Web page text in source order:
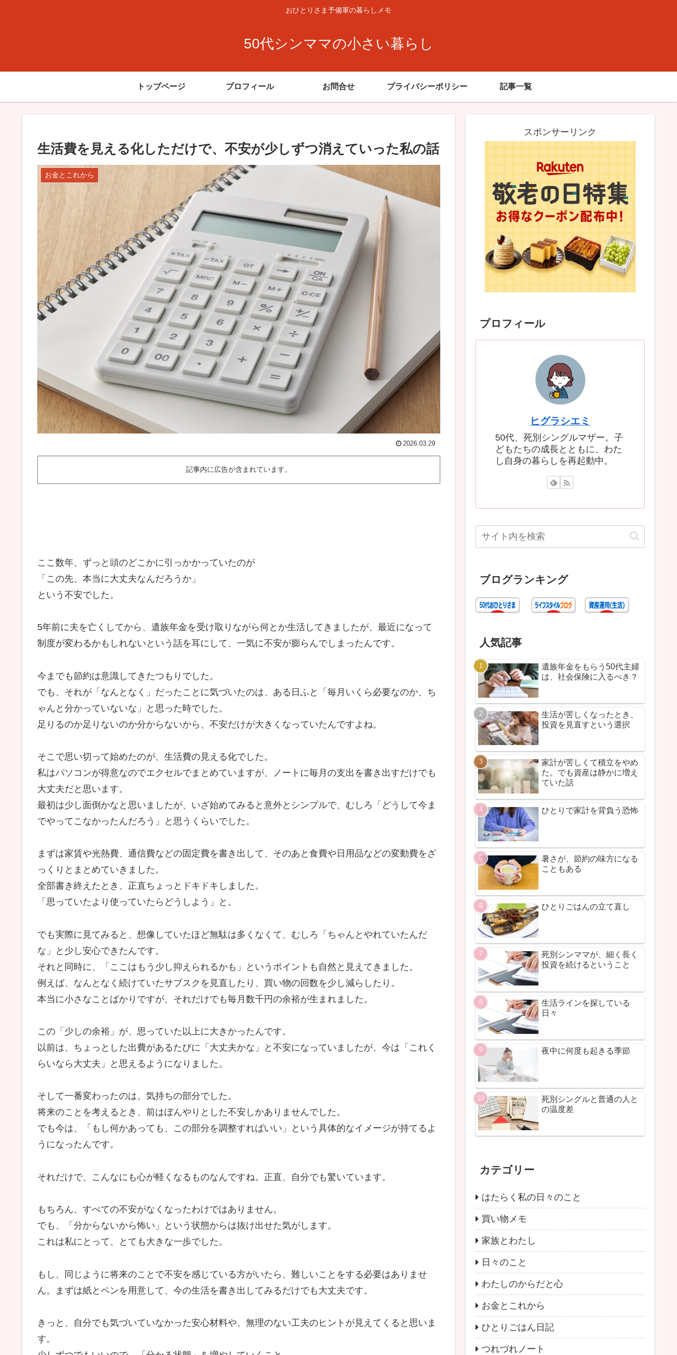
おひとりさま予備軍の暮らしメモ
50代シンママの小さい暮らし
トップページ プロフィール お問合せ プライバシーポリシー 記事一覧
生活費を見える化しただけで、不安が少しずつ消えていった私の話
お金とこれから
2026.03.29
記事内に広告が含まれています。
ここ数年、ずっと頭のどこかに引っかかっていたのが
「この先、本当に大丈夫なんだろうか」
という不安でした。
5年前に夫を亡くしてから、遺族年金を受け取りながら何とか生活してきましたが、最近になって
制度が変わるかもしれないという話を耳にして、一気に不安が膨らんでしまったんです。
今までも節約は意識してきたつもりでした。
でも、それが「なんとなく」だったことに気づいたのは、ある日ふと「毎月いくら必要なのか、ち
ゃんと分かっていないな」と思った時でした。
足りるのか足りないのか分からないから、不安だけが大きくなっていたんですよね。
そこで思い切って始めたのが、生活費の見える化でした。
私はパソコンが得意なのでエクセルでまとめていますが、ノートに毎月の支出を書き出すだけでも
大丈夫だと思います。
最初は少し面倒かなと思いましたが、いざ始めてみると意外とシンプルで、むしろ「どうして今ま
でやってこなかったんだろう」と思うくらいでした。
まずは家賃や光熱費、通信費などの固定費を書き出して、そのあと食費や日用品などの変動費をざ
っくりとまとめていきました。
全部書き終えたとき、正直ちょっとドキドキしました。
「思っていたより使っていたらどうしよう」と。
でも実際に見てみると、想像していたほど無駄は多くなくて、むしろ「ちゃんとやれていたんだ
な」と少し安心できたんです。
それと同時に、「ここはもう少し抑えられるかも」というポイントも自然と見えてきました。
例えば、なんとなく続けていたサブスクを見直したり、買い物の回数を少し減らしたり。
本当に小さなことばかりですが、それだけでも毎月数千円の余裕が生まれました。
この「少しの余裕」が、思っていた以上に大きかったんです。
以前は、ちょっとした出費があるたびに「大丈夫かな」と不安になっていましたが、今は「これく
らいなら大丈夫」と思えるようになりました。
そして一番変わったのは、気持ちの部分でした。
将来のことを考えるとき、前はぼんやりとした不安しかありませんでした。
でも今は、「もし何かあっても、この部分を調整すればいい」という具体的なイメージが持てるよ
うになったんです。
それだけで、こんなにも心が軽くなるものなんですね。正直、自分でも驚いています。
もちろん、すべての不安がなくなったわけではありません。
でも、「分からないから怖い」という状態からは抜け出せた気がします。
これは私にとって、とても大きな一歩でした。
もし、同じように将来のことで不安を感じている方がいたら、難しいことをする必要はありませ
ん。まずは紙とペンを用意して、今の生活を書き出してみるだけでも大丈夫です。
きっと、自分でも気づいていなかった安心材料や、無理のない工夫のヒントが見えてくると思いま
す。
スポンサーリンク
プロフィール
ヒグラシエミ
50代、死別シングルマザー。子
どもたちの成長とともに、わた
し自身の暮らしを再起動中。
ブログランキング
人気記事
遺族年金をもらう50代主婦
は、社会保険に入るべき？
生活が苦しくなったとき、
投資を見直すという選択
家計が苦しくて積立をやめ
た。でも資産は静かに増え
ていた話
ひとりで家計を背負う恐怖
暑さが、節約の味方になる
こともある
ひとりごはんの立て直し
死別シンママが、細く長く
投資を続けるということ
生活ラインを探している
日々
夜中に何度も起きる季節
死別シングルと普通の人と
の温度差
カテゴリー
はたらく私の日々のこと
買い物メモ
家族とわたし
日々のこと
わたしのからだと心
お金とこれから
ひとりごはん日記
つれづれノート